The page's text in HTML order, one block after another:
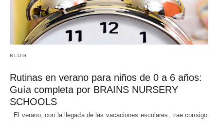
BLOG
Rutinas en verano para niños de 0 a 6 años:
Guía completa por BRAINS NURSERY
SCHOOLS
El verano, con la llegada de las vacaciones escolares, trae consigo